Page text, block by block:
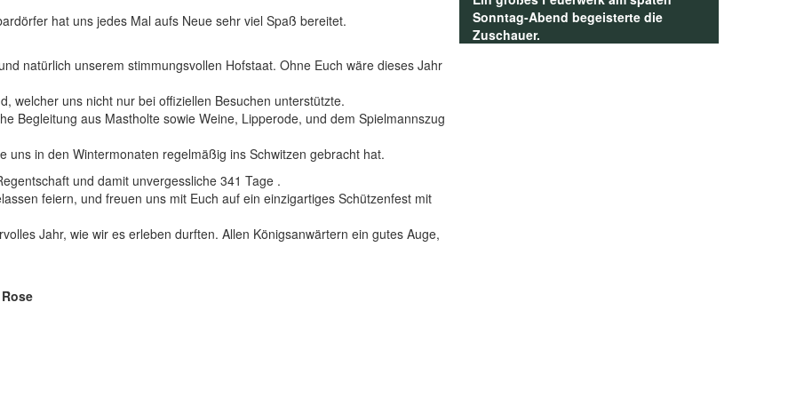
hat uns jedes Mal aufs Neue sehr viel Spaß bereitet.
natürlich unserem stimmungsvollen Hofstaat. Ohne Euch wäre dieses Jahr
welcher uns nicht nur bei offiziellen Besuchen unterstützte.
Begleitung aus Mastholte sowie Weine, Lipperode, und dem Spielmannszug
uns in den Wintermonaten regelmäßig ins Schwitzen gebracht hat.
und damit unvergessliche 341 Tage .
feiern, und freuen uns mit Euch auf ein einzigartiges Schützenfest mit
Jahr, wie wir es erleben durften. Allen Königsanwärtern ein gutes Auge,
Sonntag-Abend begeisterte die
Zuschauer.